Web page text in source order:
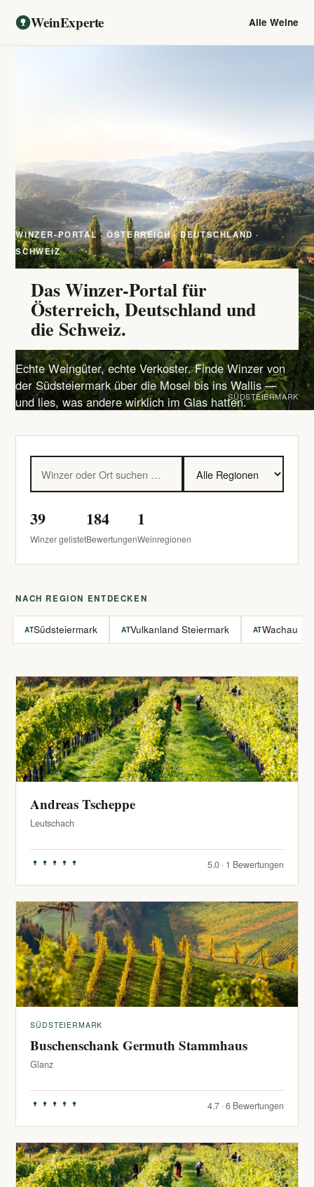
WeinExperte Alle Weine
WINZER-PORTAL · ÖSTERREICH · DEUTSCHLAND ·
SCHWEIZ
Das Winzer-Portal für
Österreich, Deutschland und
die Schweiz.
Echte Weingüter, echte Verkoster. Finde Winzer von
der Südsteiermark über die Mosel bis ins Wallis —
und lies, was andere wirklich im Glas hatten.SÜDSTEIERMARK
39
Winzer gelistet
184
Bewertungen
1
Weinregionen
NACH REGION ENTDECKEN
ATSüdsteiermark ATVulkanland Steiermark ATWachau
Andreas Tscheppe
Leutschach
5.0 · 1 Bewertungen
SÜDSTEIERMARK
Buschenschank Germuth Stammhaus
Glanz
4.7 · 6 Bewertungen